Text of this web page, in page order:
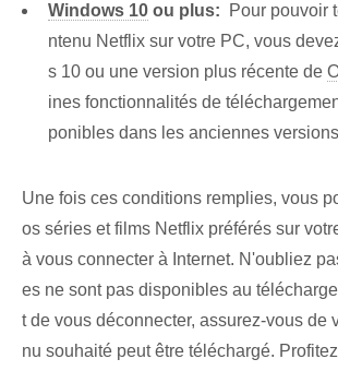
Windows 10 ou plus:
Pour pouvoir
ntenu Netflix sur votre PC, vous
s 10 ou une version plus récente de
ines fonctionnalités de
ponibles dans les anciennes
Une fois ces conditions remplies, vous
os séries et films Netflix préférés sur
à vous connecter à Internet. N'oubliez
es ne sont pas disponibles au
t de vous déconnecter, assurez-vous de
nu souhaité peut être téléchargé.